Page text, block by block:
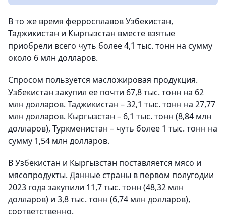
В то же время ферросплавов Узбекистан,
Таджикистан и Кыргызстан вместе взятые
приобрели всего чуть более 4,1 тыс. тонн на сумму
около 6 млн долларов.
Спросом пользуется масложировая продукция.
Узбекистан закупил ее почти 67,8 тыс. тонн на 62
млн долларов. Таджикистан – 32,1 тыс. тонн на 27,77
млн долларов. Кыргызстан – 6,1 тыс. тонн (8,84 млн
долларов), Туркменистан – чуть более 1 тыс. тонн на
сумму 1,54 млн долларов.
В Узбекистан и Кыргызстан поставляется мясо и
мясопродукты. Данные страны в первом полугодии
2023 года закупили 11,7 тыс. тонн (48,32 млн
долларов) и 3,8 тыс. тонн (6,74 млн долларов),
соответственно.